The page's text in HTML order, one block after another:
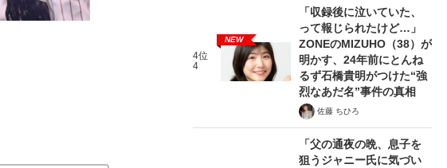
4位
4
NEW
「収録後に泣いていた、
って報じられたけど…」
ZONEのMIZUHO（38）が
明かす、24年前にとんね
るず石橋貴明がつけた“強
烈なあだ名”事件の真相
佐藤 ちひろ
「父の通夜の晩、息子を
狙うジャニー氏に気づい